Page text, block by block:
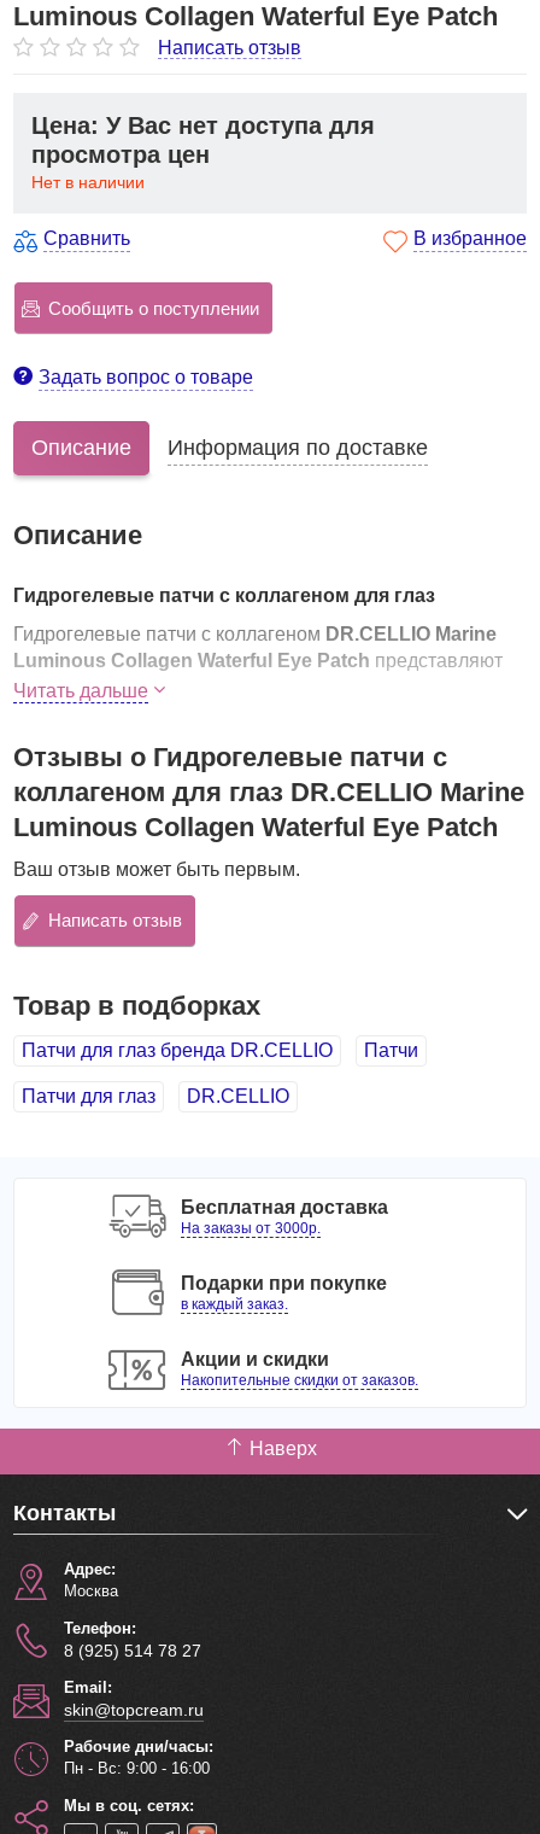
Luminous Collagen Waterful Eye Patch
Написать отзыв
Цена: У Вас нет доступа для
просмотра цен
Нет в наличии
Сравнить В избранное
Сообщить о поступлении
Задать вопрос о товаре
Описание Информация по доставке
Описание
Гидрогелевые патчи с коллагеном для глаз
Гидрогелевые патчи с коллагеном DR.CELLIO Marine
Luminous Collagen Waterful Eye Patch представляют
собой невероятно эффективный уход за нежной кожей
Помогает устранить отечность под глазами, сделать
кожу более ровной, сократить глубину и количество
морщин.
В состав патча входит коллаген, помогающий напитать
кожу влагой и разгладить ее.
Способ применения:
Разместите патчи на чистой коже на нижнее веко.
плотное прилегание патчей. Через 20-30 минут удалите
средство. Остаткам эссенции дайте впитаться.
Количество: 60 шт. (30 пар)
Читать дальше
Отзывы о Гидрогелевые патчи с
коллагеном для глаз DR.CELLIO Marine
Luminous Collagen Waterful Eye Patch
Ваш отзыв может быть первым.
Написать отзыв
Товар в подборках
Патчи для глаз бренда DR.CELLIO Патчи
Патчи для глаз DR.CELLIO
Бесплатная доставка
На заказы от 3000р.
Подарки при покупке
в каждый заказ.
Акции и скидки
Накопительные скидки от заказов.
Наверх
Контакты
Адрес:
Москва
Телефон:
8 (925) 514 78 27
Email:
skin@topcream.ru
Рабочие дни/часы:
Пн - Вс: 9:00 - 16:00
Мы в соц. сетях: